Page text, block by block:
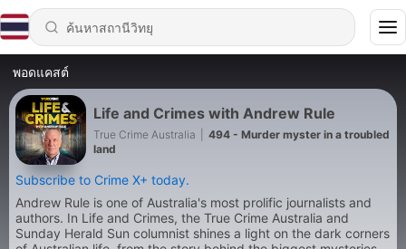
พอดแคสต์
Life and Crimes with Andrew Rule
True Crime Australia
494 - Murder myster in a troubled
land
Subscribe to Crime X+ today.
Andrew Rule is one of Australia's most prolific journalists and
authors. In Life and Crimes, the True Crime Australia and
Sunday Herald Sun columnist shines a light on the dark corners